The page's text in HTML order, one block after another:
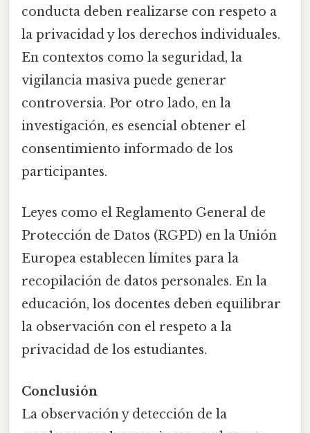
conducta deben realizarse con respeto a
la privacidad y los derechos individuales.
En contextos como la seguridad, la
vigilancia masiva puede generar
controversia. Por otro lado, en la
investigación, es esencial obtener el
consentimiento informado de los
participantes.
Leyes como el Reglamento General de
Protección de Datos (RGPD) en la Unión
Europea establecen límites para la
recopilación de datos personales. En la
educación, los docentes deben equilibrar
la observación con el respeto a la
privacidad de los estudiantes.
Conclusión
La observación y detección de la